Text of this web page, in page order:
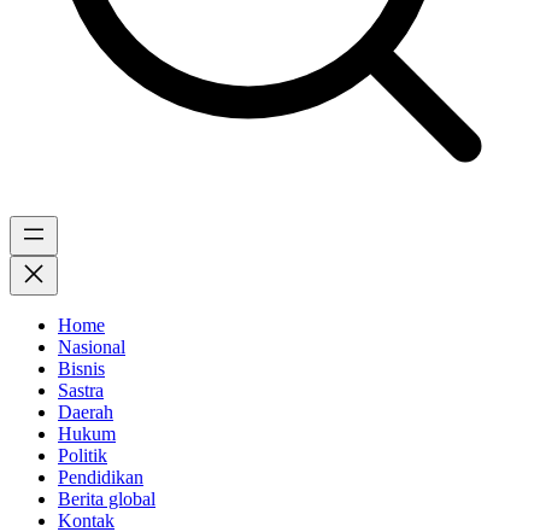
Home
Nasional
Bisnis
Sastra
Daerah
Hukum
Politik
Pendidikan
Berita global
Kontak